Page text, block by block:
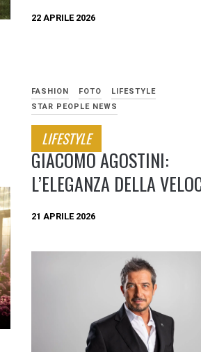
22 APRILE 2026
FASHION FOTO
LIFESTYLE
STAR PEOPLE NEWS
LIFESTYLE
GIACOMO AGOSTINI:
L’ELEGANZA DELLA
21 APRILE 2026